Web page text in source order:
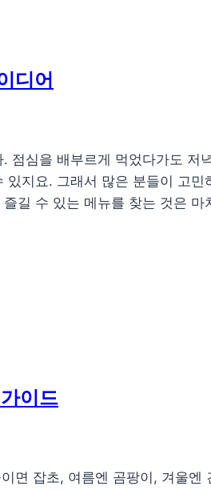
디어
점심을 배부르게 먹었다가도 저
지요. 그래서 많은 분들이 고민
길 수 있는 메뉴를 찾는 것은 마
이드
면 잡초, 여름엔 곰팡이, 겨울